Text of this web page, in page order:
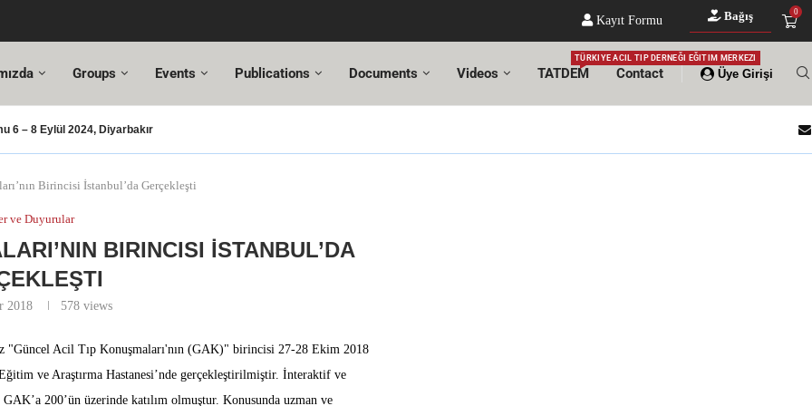
Kayıt Formu Bağış 0
Groups Events Publications Documents Videos TATDEM
TÜRKIYE ACIL TIP DERNEĞI EĞITIM MERKEZI
Contact Üye Girişi
6 – 8 Eylül 2024, Diyarbakır
Birincisi İstanbul’da Gerçekleşti
ve Duyurular
BIRINCISI İSTANBUL’DA
2018 578views
Acil Tıp Konuşmaları'nın (GAK)" birincisi 27-28 Ekim 2018
ve Araştırma Hastanesi’nde gerçekleştirilmiştir. İnteraktif ve
200’ün üzerinde katılım olmuştur. Konusunda uzman ve